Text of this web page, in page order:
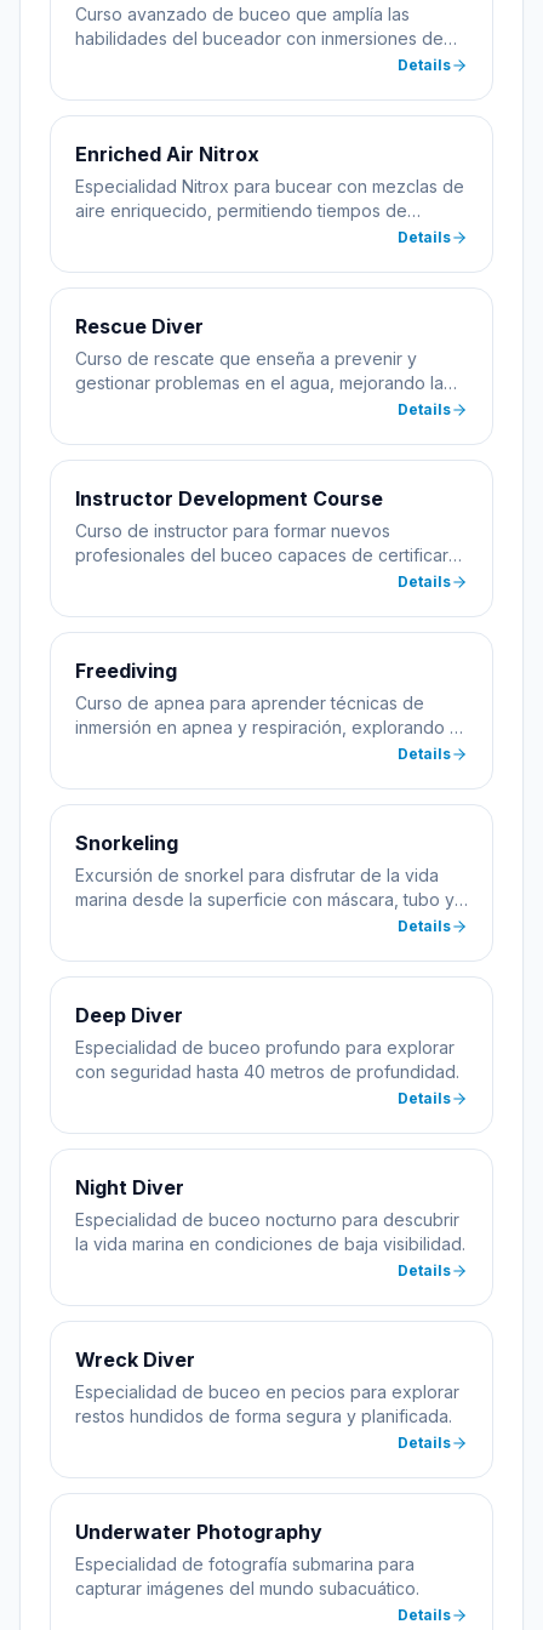
le cours OPEN WATER DIVER ​ Prenez vos
cours de plongée quand vous le
disponibilité à temps plein, choisissez le
jour et l'heure qui vous conviennent le
mieux du lundi au dimanche et nous
Curso avanzado de buceo que amplía las
habilidades del buceador con inmersiones de
Details
Enriched Air Nitrox
Especialidad Nitrox para bucear con mezclas de
aire enriquecido, permitiendo tiempos de
Details
Rescue Diver
Curso de rescate que enseña a prevenir y
gestionar problemas en el agua, mejorando la
Details
Instructor Development Course
Curso de instructor para formar nuevos
profesionales del buceo capaces de certificar
Details
Freediving
Curso de apnea para aprender técnicas de
inmersión en apnea y respiración, explorando el
Details
Snorkeling
Excursión de snorkel para disfrutar de la vida
marina desde la superficie con máscara, tubo y
Details
Deep Diver
Especialidad de buceo profundo para explorar
con seguridad hasta 40 metros de profundidad.
Details
Night Diver
Especialidad de buceo nocturno para descubrir
la vida marina en condiciones de baja visibilidad.
Details
Wreck Diver
Especialidad de buceo en pecios para explorar
restos hundidos de forma segura y planificada.
Details
Underwater Photography
Especialidad de fotografía submarina para
capturar imágenes del mundo subacuático.
Details